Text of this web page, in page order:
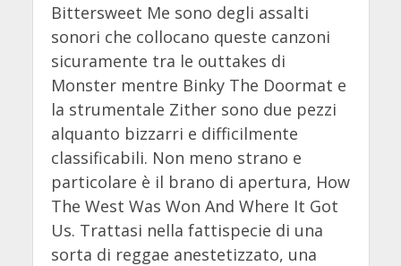
Bittersweet Me sono degli assalti
sonori che collocano queste canzoni
sicuramente tra le outtakes di
Monster mentre Binky The Doormat e
la strumentale Zither sono due pezzi
alquanto bizzarri e difficilmente
classificabili. Non meno strano e
particolare è il brano di apertura, How
The West Was Won And Where It Got
Us. Trattasi nella fattispecie di una
sorta di reggae anestetizzato, una